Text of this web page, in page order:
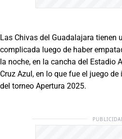
Las Chivas del Guadalajara tienen
complicada luego de haber
la noche, en la cancha del Estadio
Cruz Azul, en lo que fue el juego
del torneo Apertura 2025.